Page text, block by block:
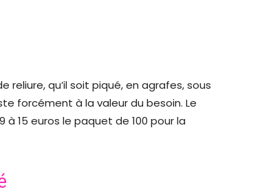
qu’il soit piqué, en agrafes, sous
forcément à la valeur du besoin. Le
15 euros le paquet de 100 pour la